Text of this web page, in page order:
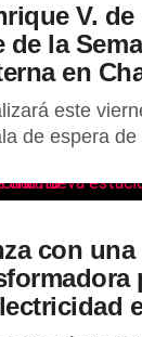
V. de
la
en
este
de espera de
con una